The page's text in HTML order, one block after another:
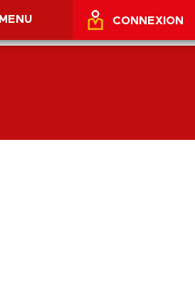
MENU CONNEXION